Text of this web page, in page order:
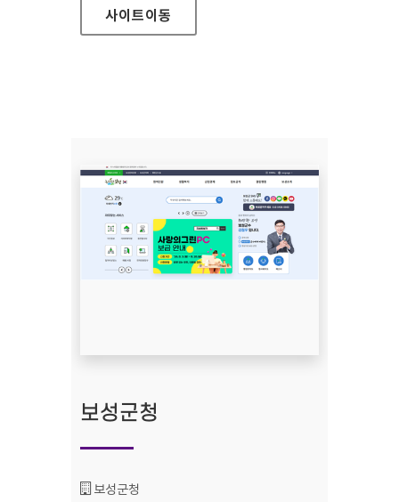
사이트이동
보성군청
기관명 :
보성군청